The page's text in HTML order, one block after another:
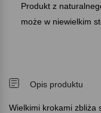
Produkt z
może w niewielkim
Opis produktu
Wielkimi krokami zbliża